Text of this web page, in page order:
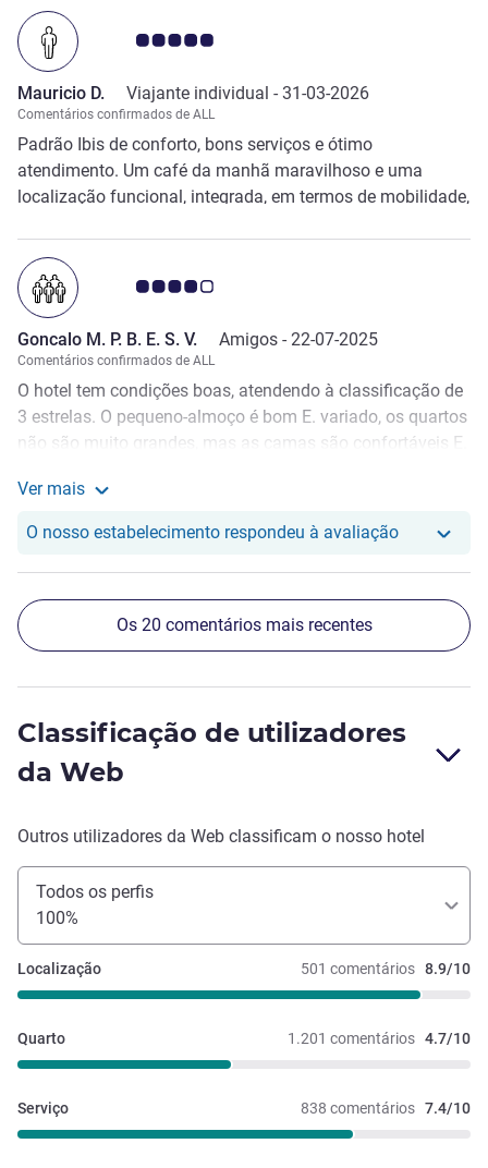
Nota clientes Avis 5.0/5
Mauricio D. Viajante individual - 31-03-2026
Comentários confirmados de ALL
Padrão Ibis de conforto, bons serviços e ótimo
atendimento. Um café da manhã maravilhoso e uma
localização funcional, integrada, em termos de mobilidade,
Nota clientes Avis 4.0/5
Goncalo M. P. B. E. S. V. Amigos - 22-07-2025
Comentários confirmados de ALL
O hotel tem condições boas, atendendo à classificação de
3 estrelas. O pequeno-almoço é bom E. variado, os quartos
não são muito grandes, mas as camas são confortáveis E.
O Ar Condicionado estava avariado, mas a receção
forneceu, quando solicitado, ventiladores portáteis que
permitiram ultrapassar o problema. No geral, a estadia
correu bem E. seguramente voltaria para este hotel, até
porque está perto de transportes públicos (9 minutos a pé
do metro E. com paragem de autocarro a 1 minuto do
hotel).
Ver mais
O nosso estabelecimento respondeu à avaliaçãoO nosso
Os 20 comentários mais recentes
Classificação de utilizadores
da Web
Outros utilizadores da Web classificam o nosso hotel
Todos os perfis
100%
501 comentários 8.9/10
Localização
1.201 comentários 4.7/10
Quarto
838 comentários 7.4/10
Serviço